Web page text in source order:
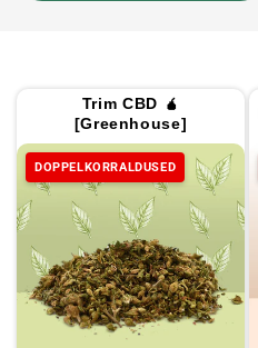
Trim CBD 🧉
[Greenhouse]
DOPPELKORRALDUSED